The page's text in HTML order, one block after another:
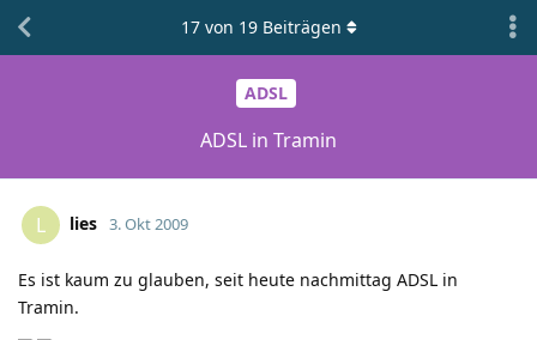
ADSL
ADSL in Tramin
17von 19Beiträgen
L lies 3. Okt 2009
Es ist kaum zu glauben, seit heute nachmittag ADSL in
Tramin.